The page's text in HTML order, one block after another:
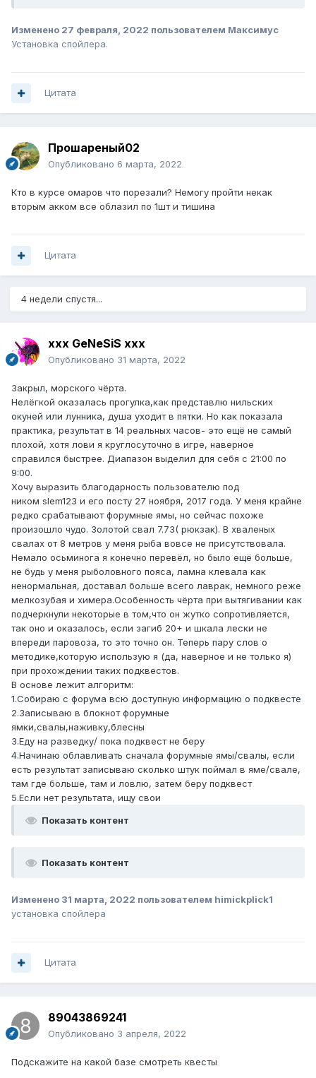
Изменено 27 февраля, 2022 пользователем Максимус
Установка спойлера.
Цитата
Прошареный02
Опубликовано 6 марта, 2022
Кто в курсе омаров что порезали? Немогу пройти некак
вторым акком все облазил по 1шт и тишина
Цитата
4 недели спустя...
xxx GeNeSiS xxx
Опубликовано 31 марта, 2022
Закрыл, морского чёрта.
Нелёгкой оказалась прогулка,как представлю нильских
окуней или лунника, душа уходит в пятки. Но как показала
практика, результат в 14 реальных часов- это ещё не самый
плохой, хотя лови я круглосуточно в игре, наверное
справился быстрее. Диапазон выделил для себя с 21:00 по
9:00.
Хочу выразить благодарность пользователю под
ником slem123 и его посту 27 ноября, 2017 года. У меня крайне
редко срабатывают форумные ямы, но сейчас похоже
произошло чудо. Золотой свал 7.73( рюкзак). В хваленых
свалах от 8 метров у меня рыба вовсе не присутствовала.
Немало осьминога я конечно перевёл, но было ещё больше,
не будь у меня рыболовного пояса, ламна клевала как
ненормальная, доставал больше всего лаврак, немного реже
мелкозубая и химера.Особенность чёрта при вытягивании как
подчеркнули некоторые в том,что он жутко сопротивляется,
так оно и оказалось, если загиб 20+ и шкала лески не
впереди паровоза, то это точно он. Теперь пару слов о
методике,которую использую я (да, наверное и не только я)
при прохождении таких подквестов.
В основе лежит алгоритм:
1.Собираю с форума всю доступную информацию о подквесте
2.Записываю в блокнот форумные
ямки,свалы,наживку,блесны
3.Еду на разведку/ пока подквест не беру
4.Начинаю облавливать сначала форумные ямы/свалы, если
есть результат записываю сколько штук поймал в яме/свале,
там где больше, там и ловлю, затем беру подквест
5.Если нет результата, ищу свои
Показать контент
Показать контент
Изменено 31 марта, 2022 пользователем himickplick1
установка спойлера
Цитата
89043869241
Опубликовано 3 апреля, 2022
Подскажите на какой базе смотреть квесты